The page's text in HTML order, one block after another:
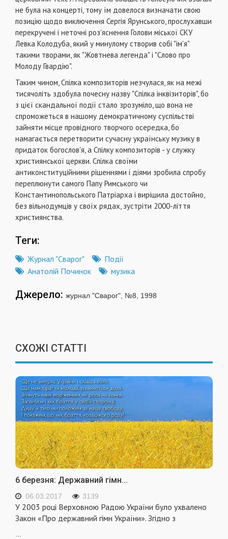
не була на концерті, тому їм довелося визначати свою
позицію щодо виключення Сергія Ярун­ського, прослухавши
перекручені і неточні роз'яснення Голови міської СКУ
Левка Колодуба, який у минулому створив собі "ім'я"
такими творами, як "Жовтнева легенда" і "Слово про
Молоду Гвардію".
Таким чином, Спілка композиторів незчулася, як на межі
тисячоліть здобула почесну назву "Спілка інквізи­торів", бо
з цієї скандальної події стало зрозуміло, що вона не
спроможеться в нашому демократичному суспі­льстві
зайняти місце провідного творчого осередка, бо
намагається перетворити сучасну українську музику в
придаток богослов'я, а Спілку композиторів - у служку
християнської церкви. Спілка своїми
антиконституційними рішеннями і діями зробила спробу
переплюнути са­мого Папу Римського чи
Константинопольського Патрі­арха і вирішила достойно,
без вільнодумців у своїх ря­дах, зустріти 2000-ліття
християнства.
Теги:
Журнал "Сварог"
Події
Анатолій Починок
музика
Джерело: журнал "Сварог", №8, 1998
СХОЖІ СТАТТІ
6 березня: Державний гімн...
06.03.2017 3139
У 2003 році Верховною Радою України було ухвалено
Закон «Про державний гімн України». Згідно з
...